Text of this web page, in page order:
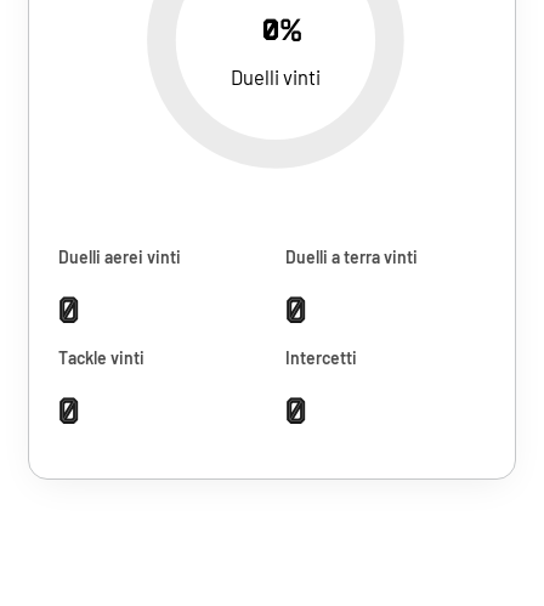
0%
Duelli vinti
Duelli aerei vinti
0
Duelli a terra vinti
0
Tackle vinti
0
Intercetti
0